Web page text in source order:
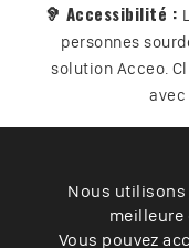
🦻 Accessibilité :
personnes
solution Acceo.
Plan du site
Nous utilisons
meilleure
Vous pouvez